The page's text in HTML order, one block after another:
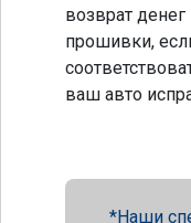
возврат
прошивки,
ваш авто
Наши